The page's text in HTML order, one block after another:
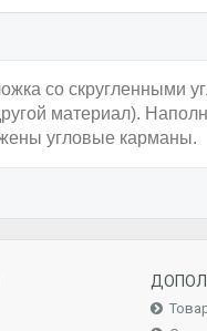
со скругленными
материал).
угловые карманы.